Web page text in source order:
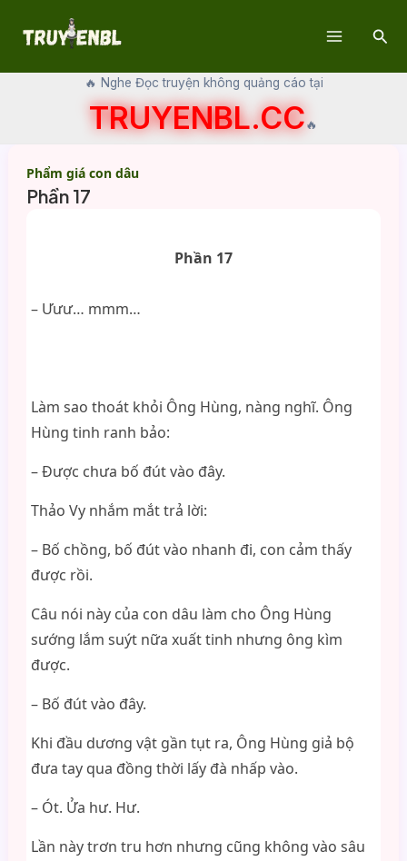
🔥 Nghe Đọc truyện không quảng cáo tại
TRUYENBL.CC🔥
Phẩm giá con dâu
Phần 17
Phần 17
– Ưưư… mmm…
Làm sao thoát khỏi Ông Hùng, nàng nghĩ. Ông
Hùng tinh ranh bảo:
– Được chưa bố đút vào đây.
Thảo Vy nhắm mắt trả lời:
– Bố chồng, bố đút vào nhanh đi, con cảm thấy
được rồi.
Câu nói này của con dâu làm cho Ông Hùng
sướng lắm suýt nữa xuất tinh nhưng ông kìm
được.
– Bố đút vào đây.
Khi đầu dương vật gần tụt ra, Ông Hùng giả bộ
đưa tay qua đồng thời lấy đà nhấp vào.
– Ót. Ửa hư. Hư.
Lần này trơn tru hơn nhưng cũng không vào sâu